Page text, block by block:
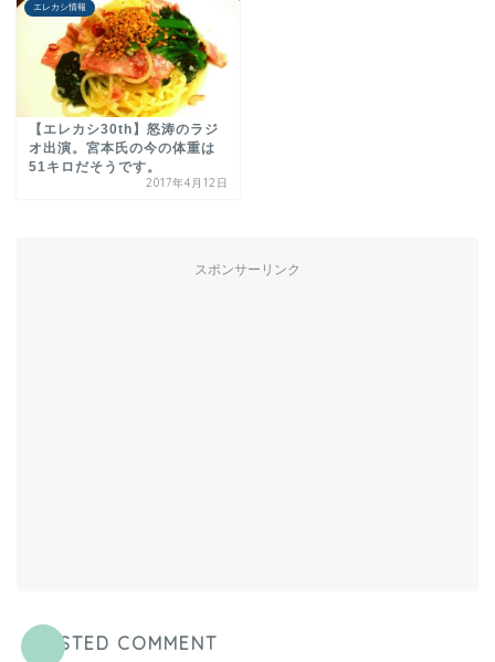
エレカシ情報
【エレカシ30th】怒涛のラジ
オ出演。宮本氏の今の体重は
51キロだそうです。
2017年4月12日
スポンサーリンク
POSTED COMMENT